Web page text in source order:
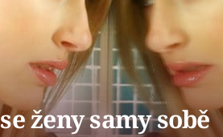
ženy samy sobě